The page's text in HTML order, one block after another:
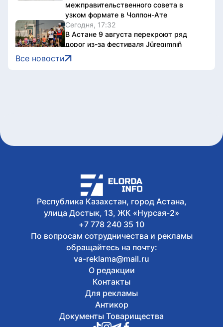
межправительственного совета в
узком формате в Чолпон-Ате
Сегодня, 17:32
В Астане 9 августа перекроют ряд
дорог из-за фестиваля Jüregımnıñ
Jenımpazy
Сегодня, 17:25
В Астане прошел творческий вечер ко
дню рождения Абая
Сегодня, 16:00
В Астане около 150 юных художников
одновременно создали портреты Абая
Все новости
Республика Казахстан, город Астана,
улица Достык, 13, ЖК «Нурсая-2»
+7 778 240 35 10
По вопросам сотрудничества и рекламы
обращайтесь на почту:
va-reklama@mail.ru
О редакции
Контакты
Для рекламы
Антикор
Документы Товарищества